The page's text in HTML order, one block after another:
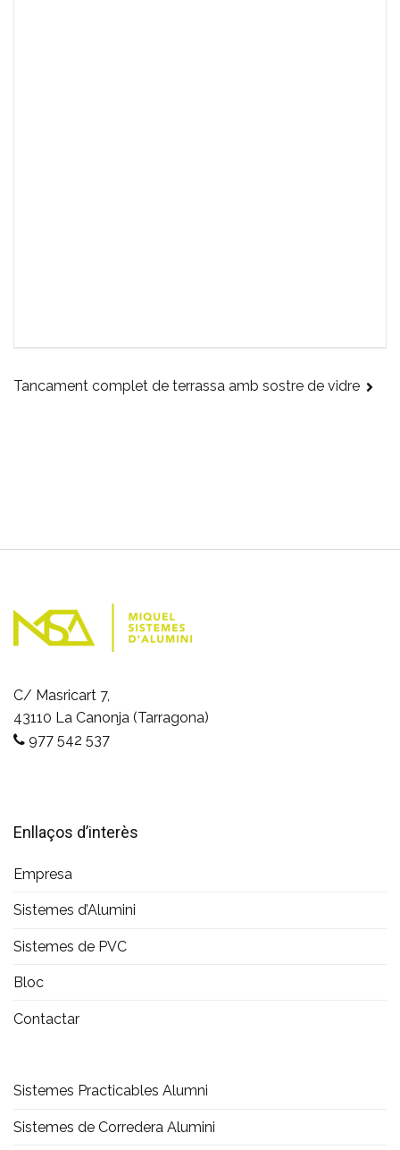
Navegació
Tancament complet de terrassa amb sostre de vidre
C/ Masricart 7,
43110 La Canonja (Tarragona)
977 542 537
Enllaços d’interès
Empresa
Sistemes d’Alumini
Sistemes de PVC
Bloc
Contactar
Sistemes Practicables Alumni
Sistemes de Corredera Alumini